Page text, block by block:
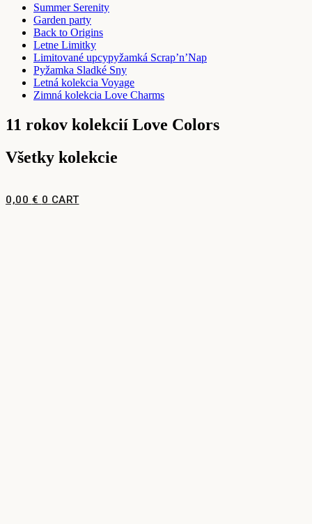
Summer Serenity
Garden party
Back to Origins
Letne Limitky
Limitované upcypyžamká Scrap’n’Nap
Pyžamka Sladké Sny
Letná kolekcia Voyage
Zimná kolekcia Love Charms
11 rokov kolekcií Love Colors
Všetky kolekcie
0,00 € 0 CART